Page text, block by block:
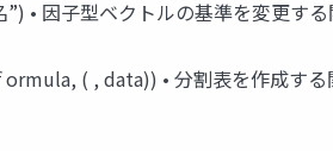
• 因子型ベクトルの基準を変更す
( , data)) • 分割表を作成す